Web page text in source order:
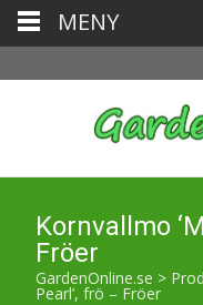
Kornvallmo
Fröer
GardenOnline.se >
Pearl’, frö – Fröer
MENY